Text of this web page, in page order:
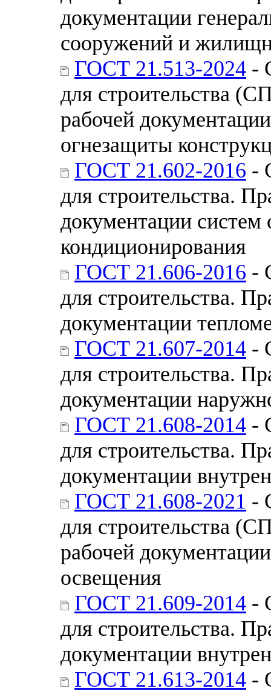
документации
сооружений и
ГОСТ 21.513-2024 -
для строительства
рабочей
огнезащиты
ГОСТ 21.602-2016 -
для строительства.
документации систем
кондиционирования
ГОСТ 21.606-2016 -
для строительства.
документации
ГОСТ 21.607-2014 -
для строительства.
документации
ГОСТ 21.608-2014 -
для строительства.
документации
ГОСТ 21.608-2021 -
для строительства
рабочей
освещения
ГОСТ 21.609-2014 -
для строительства.
документации
ГОСТ 21.613-2014 -